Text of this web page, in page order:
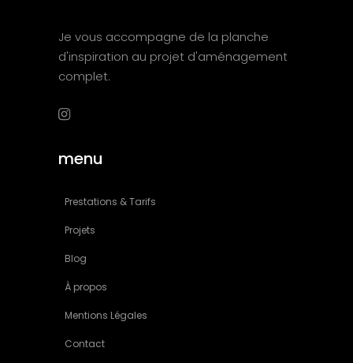
Je vous accompagne de la planche
d'inspiration au projet d'aménagement
complet.
menu
Prestations & Tarifs
Projets
Blog
À propos
Mentions Légales
Contact